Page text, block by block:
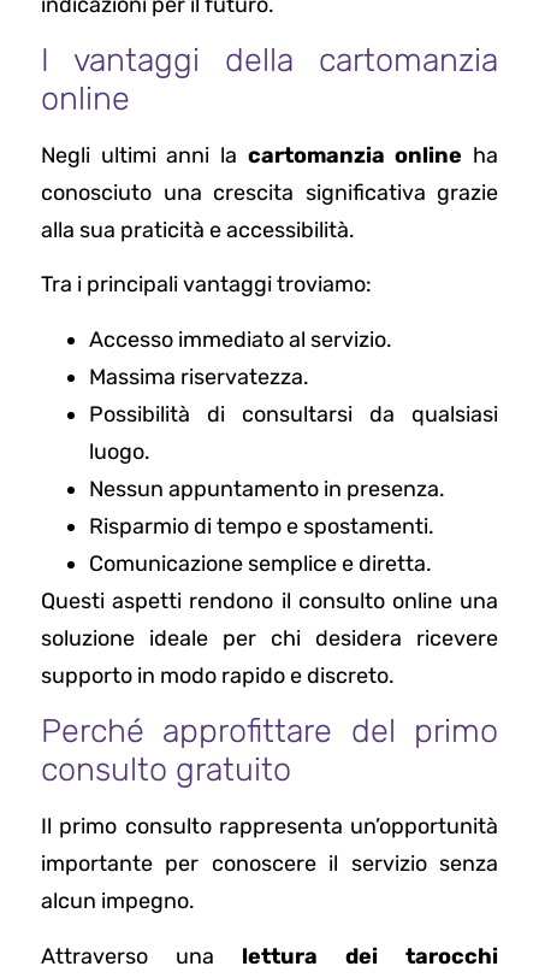
I vantaggi della cartomanzia
online
Negli ultimi anni la cartomanzia online ha
conosciuto una crescita significativa grazie
alla sua praticità e accessibilità.
Tra i principali vantaggi troviamo:
Accesso immediato al servizio.
Massima riservatezza.
Possibilità di consultarsi da qualsiasi
luogo.
Nessun appuntamento in presenza.
Risparmio di tempo e spostamenti.
Comunicazione semplice e diretta.
Questi aspetti rendono il consulto online una
soluzione ideale per chi desidera ricevere
supporto in modo rapido e discreto.
Perché approfittare del primo
consulto gratuito
Il primo consulto rappresenta un’opportunità
importante per conoscere il servizio senza
alcun impegno.
Attraverso una lettura dei tarocchi